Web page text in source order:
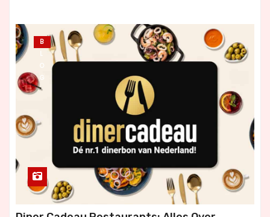
B
L
O
G